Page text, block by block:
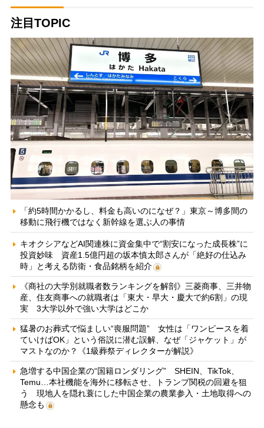
注目TOPIC
「約5時間かかるし、料金も高いのになぜ？」東京～博多間の
移動に飛行機ではなく新幹線を選ぶ人の事情
キオクシアなどAI関連株に資金集中で“割安になった成長株”に
投資妙味 資産1.5億円超の坂本慎太郎さんが「絶好の仕込み
時」と考える防衛・食品銘柄を紹介
《商社の大学別就職者数ランキングを解剖》三菱商事、三井物
産、住友商事への就職者は「東大・早大・慶大で約6割」の現
実 3大学以外で強い大学はどこか
猛暑のお葬式で悩ましい“喪服問題” 女性は「ワンピースを着
ていけばOK」という俗説に潜む誤解、なぜ「ジャケット」が
マストなのか？《1級葬祭ディレクターが解説》
急増する中国企業の“国籍ロンダリング” SHEIN、TikTok、
Temu…本社機能を海外に移転させ、トランプ関税の回避を狙
う 現地人を隠れ蓑にした中国企業の農業参入・土地取得への
懸念も